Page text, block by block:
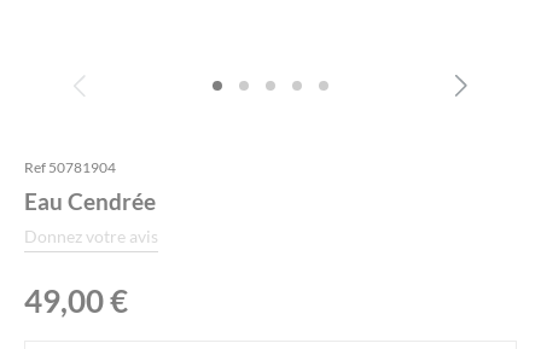
Ref 50781904
Eau Cendrée
Donnez votre avis
49,00€